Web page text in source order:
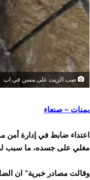
صب الزيت على مسن في اب
يمنات – صنعاء
مغلي على جسده، ما سبب له
وقالت مصادر خبرية” ان